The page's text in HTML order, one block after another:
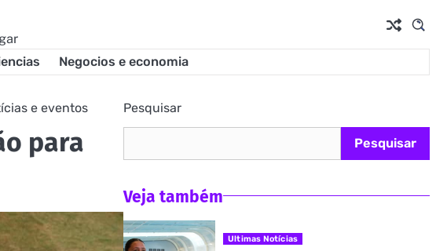
Negocios e economia
e eventos
para
Pesquisar
Pesquisar
Veja também
Ultimas Notícias